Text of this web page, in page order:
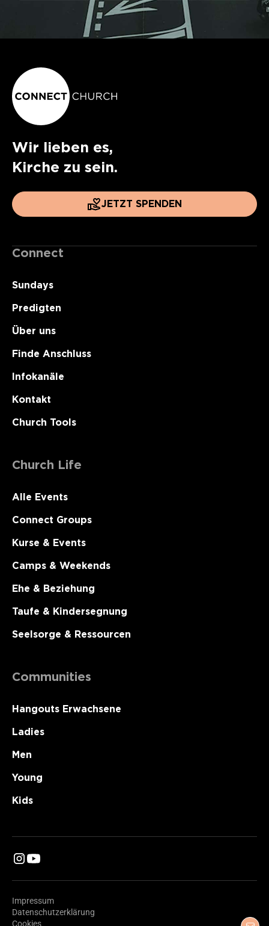
Wir lieben es,
Kirche zu sein.
JETZT SPENDEN
Connect
Sundays
Predigten
Über uns
Finde Anschluss
Infokanäle
Kontakt
Church Tools
Church Life
Alle Events
Connect Groups
Kurse & Events
Camps & Weekends
Ehe & Beziehung
Taufe & Kindersegnung
Seelsorge & Ressourcen
Communities
Hangouts Erwachsene
Ladies
Men
Young
Kids
Impressum
Datenschutzerklärung
Cookies